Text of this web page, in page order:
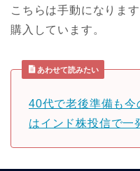
こちらは手動になりま
購入しています。
あわせて読みたい
40代で老後準備も
はインド株投信で一